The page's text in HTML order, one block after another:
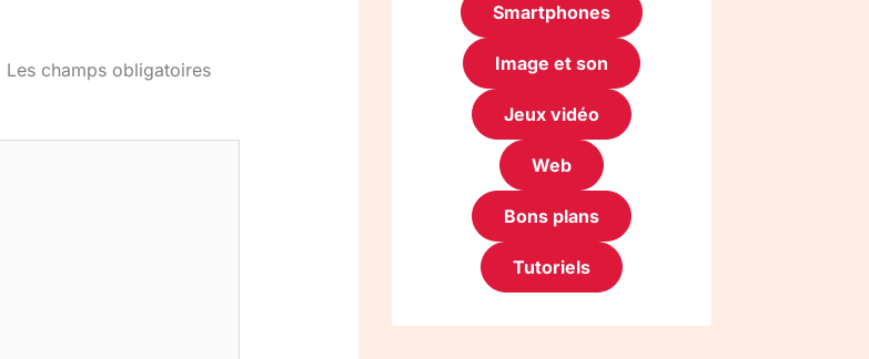
Les champs obligatoires
Smartphones
Image et son
Jeux vidéo
Web
Bons plans
Tutoriels